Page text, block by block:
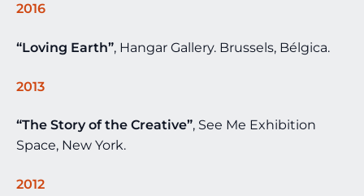
2016
“Loving Earth”, Hangar Gallery. Brussels, Bélgica.
2013
“The Story of the Creative”, See Me Exhibition
Space, New York.
2012